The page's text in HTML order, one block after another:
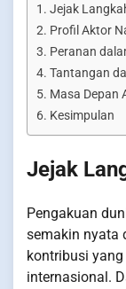
Jejak
Profil Aktor
Peranan
Tantangan
Masa Depan
Kesimpulan
Jejak
Pengakuan
semakin nyata
kontribusi
internasional.